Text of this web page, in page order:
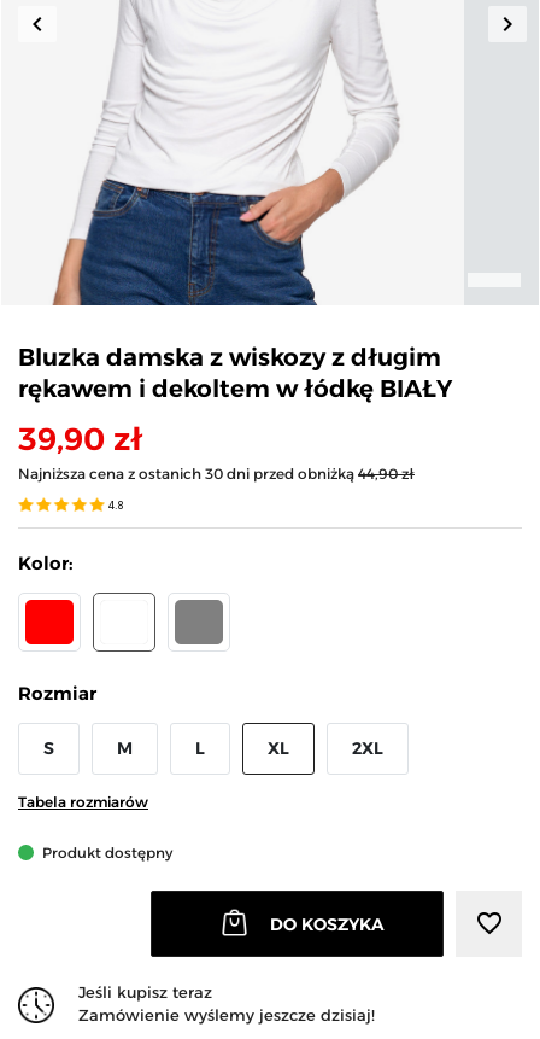
Poprzedni
keyboard_arrow_left keyboard_arrow_right
Bluzka damska z wiskozy z długim
rękawem i dekoltem w łódkę BIAŁY
39,90 zł
Najniższa cena z ostanich 30 dni przed obniżką 44,90 zł
4.8
Kolor:
Rozmiar
S M L XL 2XL
Tabela rozmiarów
Produkt dostępny
DO KOSZYKA favorite_border
Jeśli kupisz teraz
Zamówienie wyślemy jeszcze dzisiaj!